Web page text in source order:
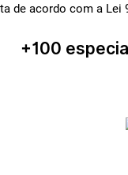
de acordo com a Lei
+100